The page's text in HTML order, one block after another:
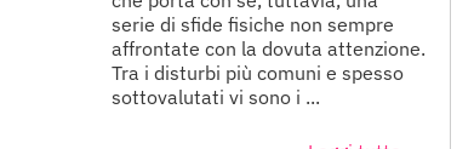
serie di sfide fisiche non sempre
affrontate con la dovuta attenzione.
Tra i disturbi più comuni e spesso
sottovalutati vi sono i ...